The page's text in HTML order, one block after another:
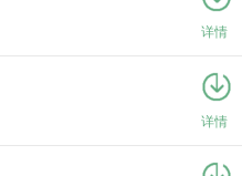
详情
详情